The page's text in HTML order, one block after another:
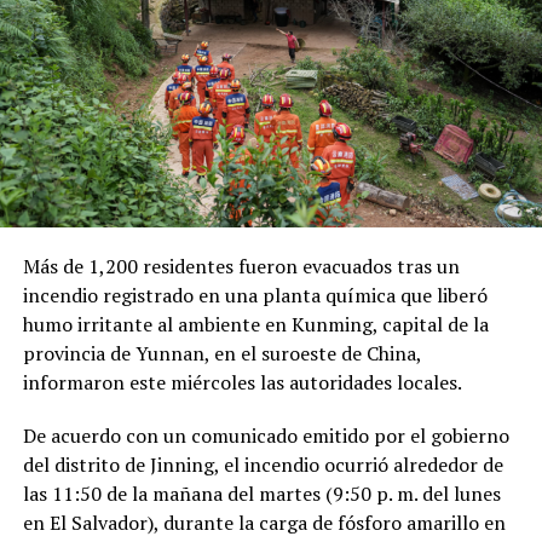
millones de dólares para Pemex al cierre del segundo
trimestre, cifra que representa un incremento del 20 %
en comparación con el mismo período de 2025.
Como antecedente, recordaron que una toma
clandestina en un ducto de Pemex provocó una
explosión en 2019, en el estado de Hidalgo, dejando un
saldo de 137 personas fallecidas.
Comparte esto:
Facebook X
Más de 1,200 residentes fueron evacuados tras un
incendio registrado en una planta química que liberó
humo irritante al ambiente en Kunming, capital de la
provincia de Yunnan, en el suroeste de China,
informaron este miércoles las autoridades locales.
De acuerdo con un comunicado emitido por el gobierno
del distrito de Jinning, el incendio ocurrió alrededor de
las 11:50 de la mañana del martes (9:50 p. m. del lunes
en El Salvador), durante la carga de fósforo amarillo en